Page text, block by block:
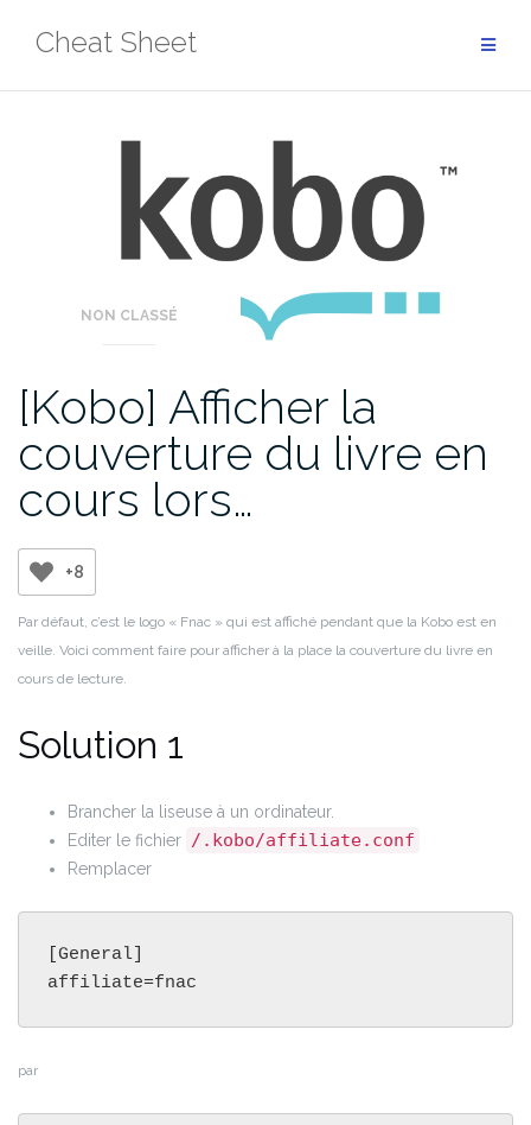
Cheat Sheet
NON CLASSÉ
[Kobo] Afficher la
couverture du livre en
cours lors…
+8
Par défaut, c’est le logo « Fnac » qui est affiché pendant que la Kobo est en
veille. Voici comment faire pour afficher à la place la couverture du livre en
cours de lecture.
Solution 1
Brancher la liseuse à un ordinateur.
Editer le fichier /.kobo/affiliate.conf
Remplacer
[General]
affiliate=fnac
par